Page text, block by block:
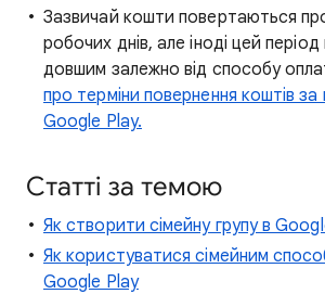
Зазвичай кошти повертаються
робочих днів, але іноді цей
довшим залежно від способу
про терміни повернення коштів за
Google Play.
Статті за темою
Як створити сімейну групу в
Як користуватися сімейним
Google Play